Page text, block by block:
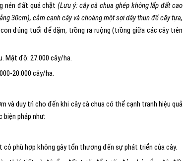
nén đất quá chặt(Lưu ý: cây cà chua ghép không lấp đất cao
30cm), cắm cạnh cây và choàng một sợi dây thun để cây tựa,
đúng tuổi để dặm, trồng ra ruộng (trồng giữa các cây trên
Mật độ: 27.000 cây/ha.
20.000 cây/ha.
và duy trì cho đến khi cây cà chua có thể cạnh tranh hiệu quả
pháp như:
phù hợp không gây tổn thương đến sự phát triển của cây.